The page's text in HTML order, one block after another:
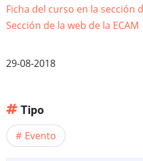
Ficha del curso en la sección
Sección de la web de la ECAM
29-08-2018
Tipo
Evento